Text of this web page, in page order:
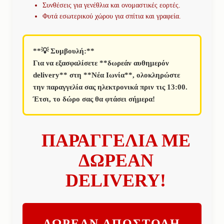
Συνθέσεις για γενέθλια και ονομαστικές εορτές.
Φυτά εσωτερικού χώρου για σπίτια και γραφεία.
**💡 Συμβουλή:**
Για να εξασφαλίσετε **δωρεάν αυθημερόν
delivery** στη **Νέα Ιωνία**, ολοκληρώστε
την παραγγελία σας ηλεκτρονικά πριν τις 13:00.
Έτσι, το δώρο σας θα φτάσει σήμερα!
ΠΑΡΑΓΓΕΛΙΑ ΜΕ
ΔΩΡΕΑΝ
DELIVERY!